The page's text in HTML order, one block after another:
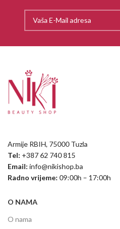
Armije RBIH, 75000 Tuzla
Tel: +387 62 740 815
Email: info@nikishop.ba
Radno vrijeme: 09:00h – 17:00h
O NAMA
O nama